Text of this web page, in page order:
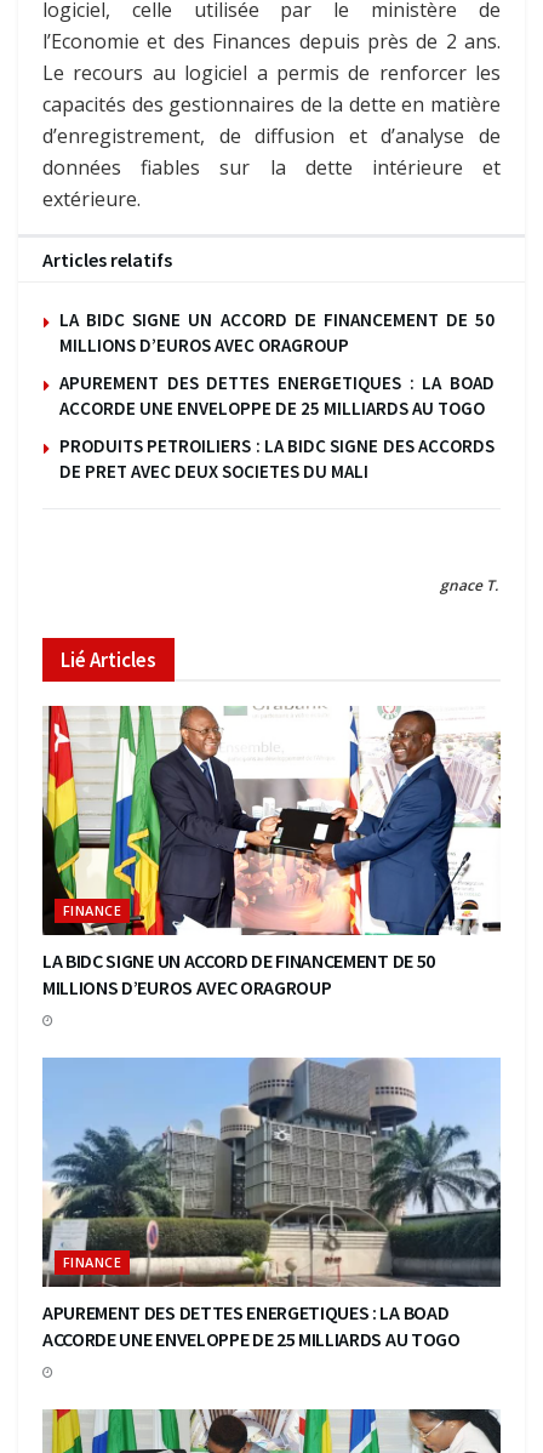
logiciel, celle utilisée par le ministère de
l’Economie et des Finances depuis près de 2 ans.
Le recours au logiciel a permis de renforcer les
capacités des gestionnaires de la dette en matière
d’enregistrement, de diffusion et d’analyse de
données fiables sur la dette intérieure et
extérieure.
Articles relatifs
LA BIDC SIGNE UN ACCORD DE FINANCEMENT DE 50
MILLIONS D’EUROS AVEC ORAGROUP
APUREMENT DES DETTES ENERGETIQUES : LA BOAD
ACCORDE UNE ENVELOPPE DE 25 MILLIARDS AU TOGO
PRODUITS PETROILIERS : LA BIDC SIGNE DES ACCORDS
DE PRET AVEC DEUX SOCIETES DU MALI
gnace T.
LiéArticles
FINANCE
LA BIDC SIGNE UN ACCORD DE FINANCEMENT DE 50
MILLIONS D’EUROS AVEC ORAGROUP
FINANCE
APUREMENT DES DETTES ENERGETIQUES : LA BOAD
ACCORDE UNE ENVELOPPE DE 25 MILLIARDS AU TOGO